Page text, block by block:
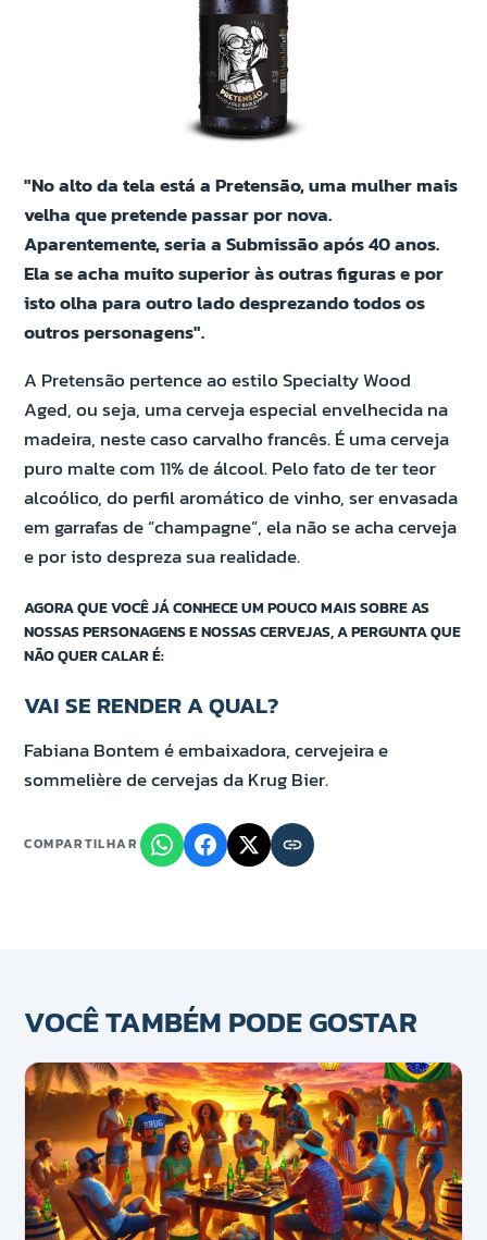
"No alto da tela está a Pretensão, uma mulher mais
velha que pretende passar por nova.
Aparentemente, seria a Submissão após 40 anos.
Ela se acha muito superior às outras figuras e por
isto olha para outro lado desprezando todos os
outros personagens".
A Pretensão pertence ao estilo Specialty Wood
Aged, ou seja, uma cerveja especial envelhecida na
madeira, neste caso carvalho francês. É uma cerveja
puro malte com 11% de álcool. Pelo fato de ter teor
alcoólico, do perfil aromático de vinho, ser envasada
em garrafas de “champagne”, ela não se acha cerveja
e por isto despreza sua realidade.
AGORA QUE VOCÊ JÁ CONHECE UM POUCO MAIS SOBRE AS
NOSSAS PERSONAGENS E NOSSAS CERVEJAS, A PERGUNTA QUE
NÃO QUER CALAR É:
VAI SE RENDER A QUAL?
Fabiana Bontem é embaixadora, cervejeira e
sommelière de cervejas da Krug Bier.
COMPARTILHAR
VOCÊ TAMBÉM PODE GOSTAR